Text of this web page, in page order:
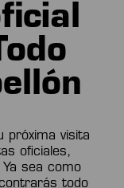
próxima visita
oficiales,
sea como
todo